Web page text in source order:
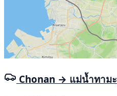
Chonan → แม่น้ำทามะ